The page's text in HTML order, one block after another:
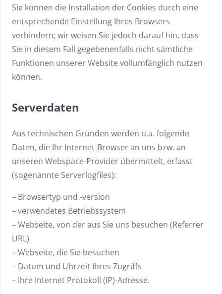
Sie können die Installation der Cookies durch eine
entsprechende Einstellung Ihres Browsers
verhindern; wir weisen Sie jedoch darauf hin, dass
Sie in diesem Fall gegebenenfalls nicht sämtliche
Funktionen unserer Website vollumfänglich nutzen
können.
Serverdaten
Aus technischen Gründen werden u.a. folgende
Daten, die Ihr Internet-Browser an uns bzw. an
unseren Webspace-Provider übermittelt, erfasst
(sogenannte Serverlogfiles):
– Browsertyp und -version
– verwendetes Betriebssystem
– Webseite, von der aus Sie uns besuchen (Referrer
URL)
– Webseite, die Sie besuchen
– Datum und Uhrzeit Ihres Zugriffs
– Ihre Internet Protokoll (IP)-Adresse.